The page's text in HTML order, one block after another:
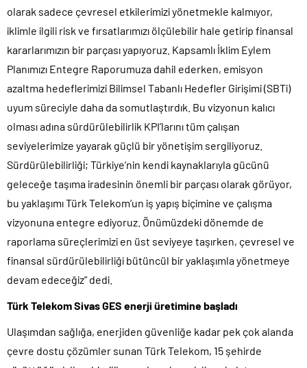
olarak sadece çevresel etkilerimizi yönetmekle kalmıyor,
iklimle ilgili risk ve fırsatlarımızı ölçülebilir hale getirip finansal
kararlarımızın bir parçası yapıyoruz. Kapsamlı İklim Eylem
Planımızı Entegre Raporumuza dahil ederken, emisyon
azaltma hedeflerimizi Bilimsel Tabanlı Hedefler Girişimi (SBTi)
uyum süreciyle daha da somutlaştırdık. Bu vizyonun kalıcı
olması adına sürdürülebilirlik KPI’larını tüm çalışan
seviyelerimize yayarak güçlü bir yönetişim sergiliyoruz.
Sürdürülebilirliği; Türkiye’nin kendi kaynaklarıyla gücünü
geleceğe taşıma iradesinin önemli bir parçası olarak görüyor,
bu yaklaşımı Türk Telekom’un iş yapış biçimine ve çalışma
vizyonuna entegre ediyoruz. Önümüzdeki dönemde de
raporlama süreçlerimizi en üst seviyeye taşırken, çevresel ve
finansal sürdürülebilirliği bütüncül bir yaklaşımla yönetmeye
devam edeceğiz” dedi.
Türk Telekom Sivas GES enerji üretimine başladı
Ulaşımdan sağlığa, enerjiden güvenliğe kadar pek çok alanda
çevre dostu çözümler sunan Türk Telekom, 15 şehirde